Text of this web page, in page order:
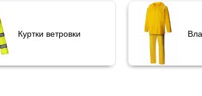
Куртки ветровки